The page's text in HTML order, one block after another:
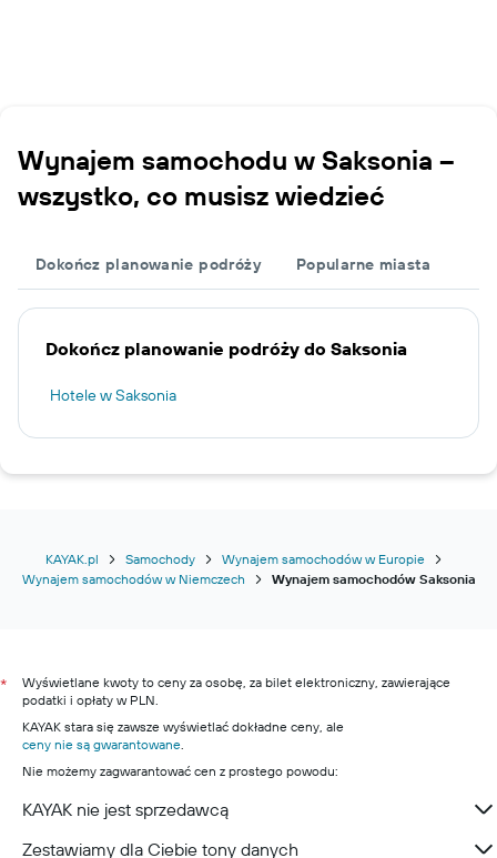
Wynajem samochodu w Saksonia –
wszystko, co musisz wiedzieć
Dokończ planowanie podróży Popularne miasta
Dokończ planowanie podróży do Saksonia
Hotele w Saksonia
KAYAK.pl Samochody
Wynajem samochodów w Europie
Wynajem samochodów w Niemczech
Wynajem samochodów Saksonia
*
Wyświetlane kwoty to ceny za osobę, za bilet elektroniczny, zawierające
podatki i opłaty w PLN.
KAYAK stara się zawsze wyświetlać dokładne ceny, ale
ceny nie są gwarantowane
Nie możemy zagwarantować cen z prostego powodu:
KAYAK nie jest sprzedawcą
Zestawiamy dla Ciebie tony danych